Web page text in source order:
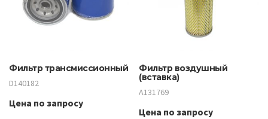
Фильтр трансмиссионный
D140182
Цена по запросу
Фильтр воздушный
(вставка)
A131769
Цена по запросу